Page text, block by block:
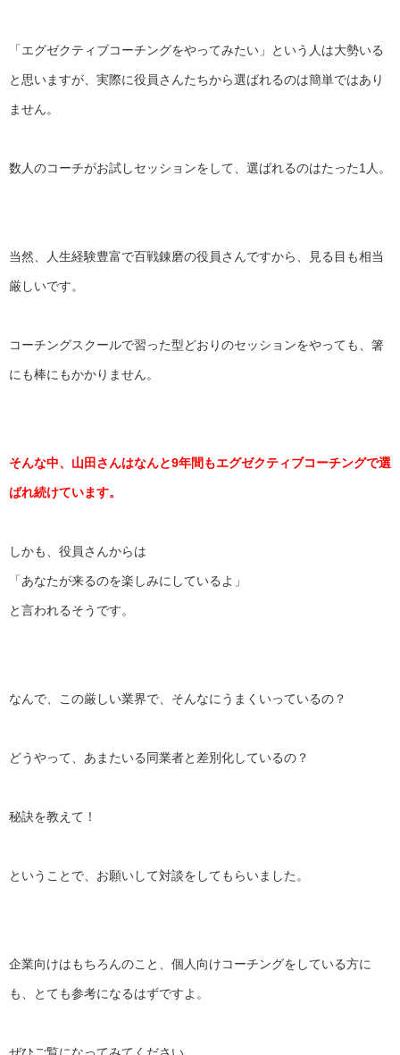
「エグゼクティブコーチングをやってみたい」 という人は大勢いる
と思いますが、 実際に役員さんたちから選ばれるのは簡単ではあり
ません。
数人のコーチがお試しセッションをして、 選ばれるのはたった1人。
当然、人生経験豊富で百戦錬磨の役員さんですから、 見る目も相当
厳しいです。
コーチングスクールで習った型どおりのセッションをやっても、 箸
にも棒にもかかりません。
そんな中、 山田さんはなんと9年間もエグゼクティブコーチングで選
ばれ続けています。
しかも、役員さんからは
「あなたが来るのを楽しみにしているよ」
と言われるそうです。
なんで、この厳しい業界で、そんなにうまくいっているの？
どうやって、あまたいる同業者と差別化しているの？
秘訣を教えて！
ということで、お願いして対談をしてもらいました。
企業向けはもちろんのこと、 個人向けコーチングをしている方に
も、 とても参考になるはずですよ。
ぜひご覧になってみてください。